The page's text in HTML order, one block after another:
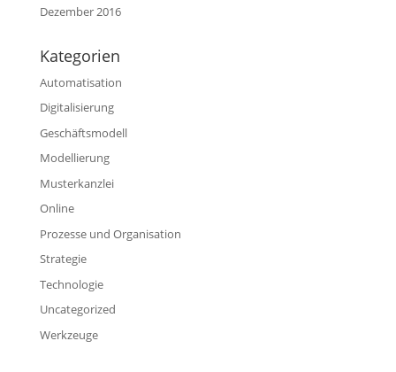
Dezember 2016
Kategorien
Automatisation
Digitalisierung
Geschäftsmodell
Modellierung
Musterkanzlei
Online
Prozesse und Organisation
Strategie
Technologie
Uncategorized
Werkzeuge